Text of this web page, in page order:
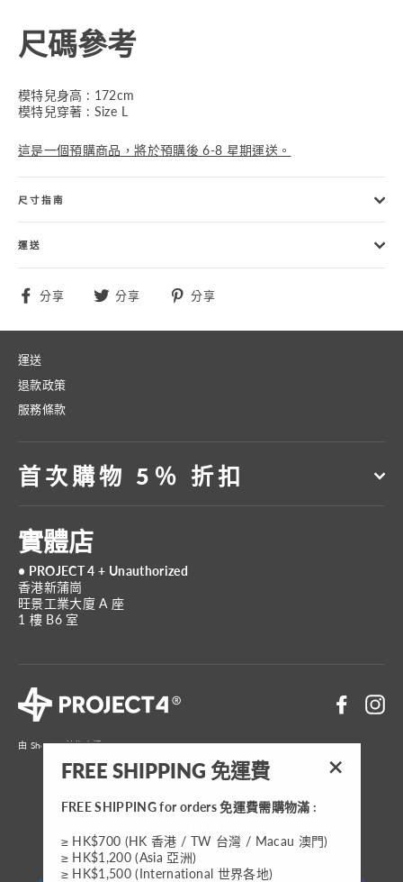
尺碼參考
模特兒身高 : 172cm
模特兒穿著 : Size L
這是一個預購商品，將於預購後 6-8 星期運送。
尺寸指南
運送
分享 分享 分享
運送
退款政策
服務條款
首次購物 5％ 折扣
實體店
• PROJECT 4 + Unauthorized
香港新蒲崗
旺景工業大廈 A 座
1 樓 B6 室
由 Shopify 技術支援
貨
幣
FREE SHIPPING 免運費
FREE SHIPPING for orders 免運費需購物滿 :
≥ HK$700 (HK 香港 / TW 台灣 / Macau 澳門)
≥ HK$1,200 (Asia 亞洲)
≥ HK$1,500 (International 世界各地)